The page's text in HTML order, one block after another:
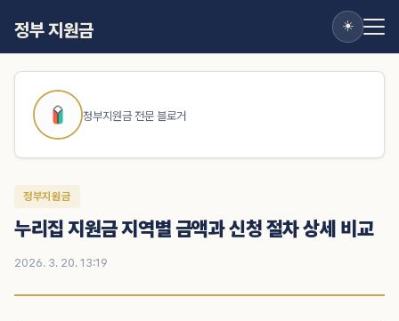
정부 지원금 ☀️
정부지원금 전문 블로거
정부지원금
누리집 지원금 지역별 금액과 신청 절차 상세 비교
2026. 3. 20. 13:19